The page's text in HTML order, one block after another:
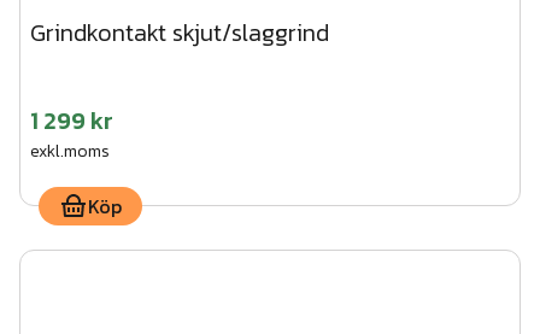
Grindkontakt skjut/slaggrind
1 299 kr
exkl.moms
Köp